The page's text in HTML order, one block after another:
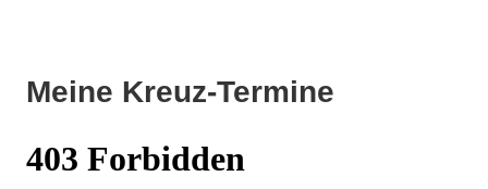
Meine Kreuz-Termine